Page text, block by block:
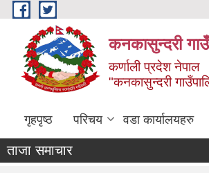
Skip to main content
कनकासुन्दरी
कर्णाली प्रदेश नेपाल
"कनकासुन्दरी
गृहपृष्ठ परिचय वडा कार्यालयहरु
ताजा समाचार